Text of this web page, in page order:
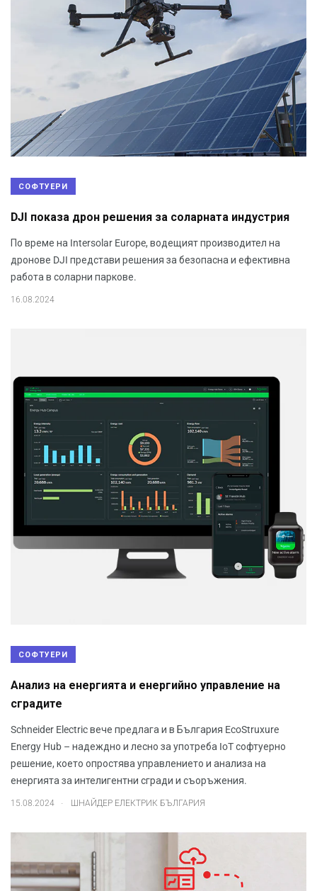
СОФТУЕРИ
DJI показа дрон решения за соларната индустрия
По време на Intersolar Europe, водещият производител на
дронове DJI представи решения за безопасна и ефективна
работа в соларни паркове.
16.08.2024
СОФТУЕРИ
Анализ на енергията и енергийно управление на
сградите
Schneider Electric вече предлага и в България EcoStruxure
Energy Hub – надеждно и лесно за употреба IoT софтуерно
решение, което опростява управлението и анализа на
енергията за интелигентни сгради и съоръжения.
15.08.2024 . ШНАЙДЕР ЕЛЕКТРИК БЪЛГАРИЯ